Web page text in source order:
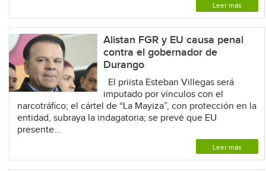
Leer más
Alistan FGR y EU causa penal
contra el gobernador de
Durango
El priista Esteban Villegas será
imputado por vínculos con el
narcotráfico; el cártel de “La Mayiza”, con protección en la
entidad, subraya la indagatoria; se prevé que EU
presente...
Leer más